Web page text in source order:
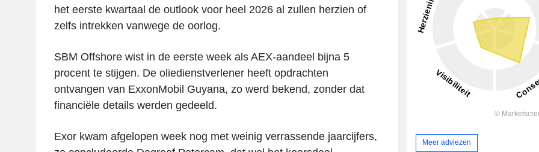
het eerste kwartaal de outlook voor heel 2026 al zullen herzien of
zelfs intrekken vanwege de oorlog.
SBM Offshore wist in de eerste week als AEX-aandeel bijna 5
procent te stijgen. De oliedienstverlener heeft opdrachten
ontvangen van ExxonMobil Guyana, zo werd bekend, zonder dat
financiële details werden gedeeld.
Exor kwam afgelopen week nog met weinig verrassende jaarcijfers,
Meer adviezen